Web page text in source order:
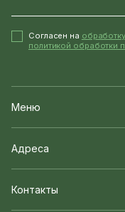
Согласен на
политикой обработки
Меню
Адреса
Контакты